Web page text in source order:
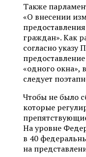
Также
«О внесении
граждан». Как
согласно указу
«одного окна»,
следует
Чтобы не было
которые
На уровне
в 40
на